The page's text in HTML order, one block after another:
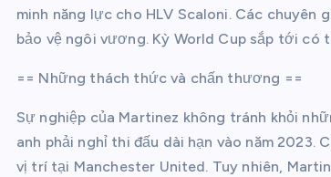
minh năng lực cho HLV Scaloni. Các
bảo vệ ngôi vương. Kỳ World Cup sắp tới có
== Những thách thức và chấn thương ==
Sự nghiệp của Martinez không tránh khỏi
anh phải nghỉ thi đấu dài hạn vào năm 2023.
vị trí tại Manchester United. Tuy nhiên,